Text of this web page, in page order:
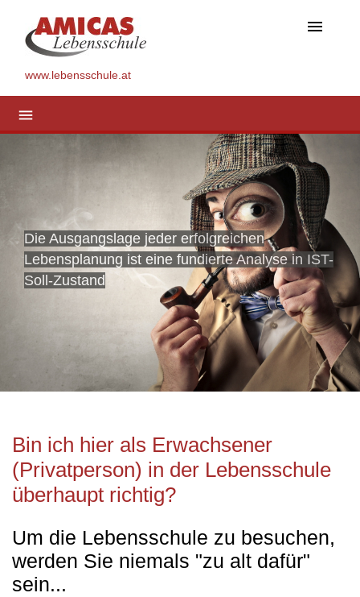
menu
www.lebensschule.at
menu
Die Ausgangslage jeder erfolgreichen
Lebensplanung ist eine fundierte Analyse in IST-
Soll-Zustand
Bin ich hier als Erwachsener
(Privatperson) in der Lebensschule
überhaupt richtig?
Um die Lebensschule zu besuchen,
werden Sie niemals "zu alt dafür"
sein...